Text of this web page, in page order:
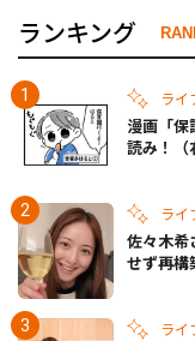
ランキング
ライ
漫画「保
読み！（
ライ
佐々木希
せず再構
ライ